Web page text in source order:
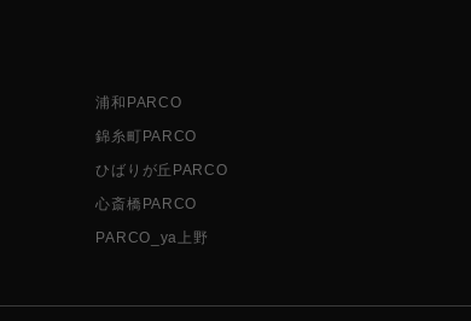
浦和PARCO
錦糸町PARCO
ひばりが丘PARCO
心斎橋PARCO
PARCO_ya上野